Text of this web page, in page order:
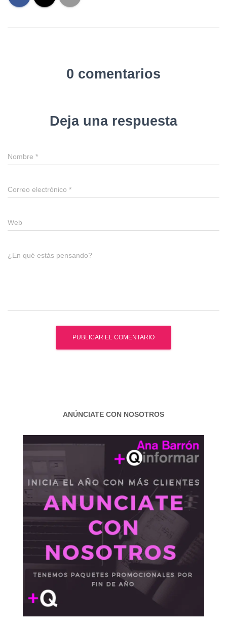
0 comentarios
Deja una respuesta
Nombre *
Correo electrónico *
Web
¿En qué estás pensando?
ANÚNCIATE CON NOSOTROS